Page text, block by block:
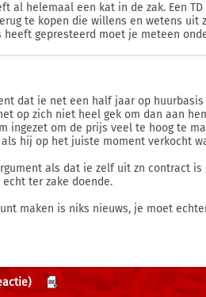
al helemaal een kat in de zak. Een
te kopen die willens en wetens uit
gepresteerd moet je meteen
dat ie net een half jaar op
op zich niet heel gek om dan aan
ingezet om de prijs veel te hoog te
hij op het juiste moment verkocht
als dat ie zelf uit zn contract
ter zake doende.
maken is niks nieuws, je moet